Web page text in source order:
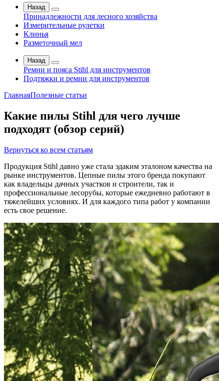
Назад
Принадлежности для лесного хозяйства
Измерительные рулетки
Клинья
Разметочный мел
Назад
Ремни и пояса Stihl для инструментов
Подтяжки и ремни для инструментов
ГлавнаяПолезные статьи
Какие пилы Stihl для чего лучше
подходят (обзор серий)
Вернуться ко всем статьям
Продукция Stihl давно уже стала эдаким эталоном качества на
рынке инструментов. Цепные пилы этого бренда покупают
как владельцы дачных участков и строители, так и
профессиональные лесорубы, которые ежедневно работают в
тяжелейших условиях. И для каждого типа работ у компании
есть свое решение.